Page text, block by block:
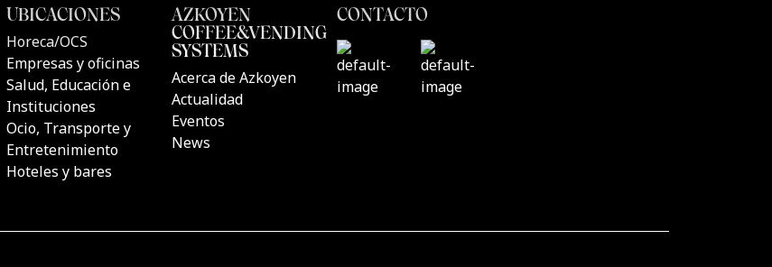
de
UBICACIONES
Horeca/OCS
Empresas y oficinas
Salud, Educación e
Instituciones
Ocio, Transporte y
Entretenimiento
Hoteles y bares
AZKOYEN
COFFEE&VENDING
SYSTEMS
Acerca de Azkoyen